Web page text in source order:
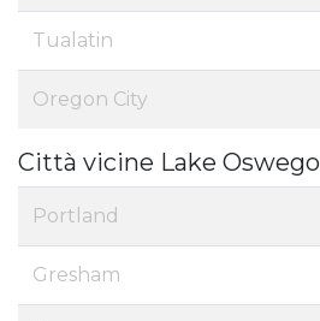
Tualatin
Oregon City
Città vicine Lake Oswego
Portland
Gresham